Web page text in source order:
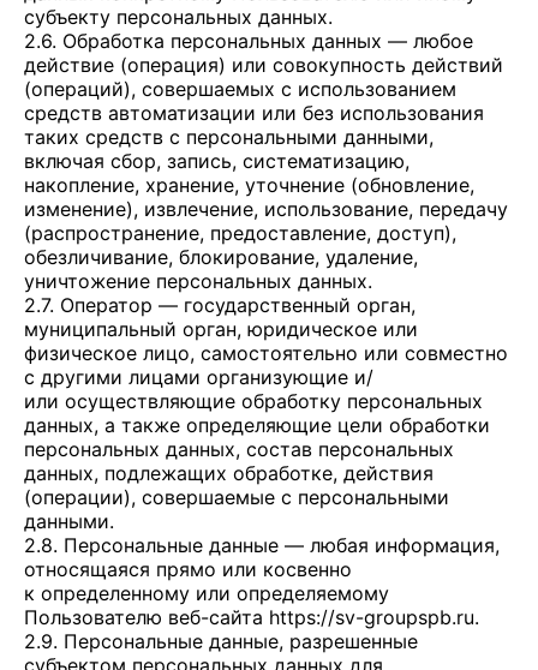
субъекту персональных данных.
2.6. Обработка персональных данных — любое
действие (операция) или совокупность действий
(операций), совершаемых с использованием
средств автоматизации или без использования
таких средств с персональными данными,
включая сбор, запись, систематизацию,
накопление, хранение, уточнение (обновление,
изменение), извлечение, использование, передачу
(распространение, предоставление, доступ),
обезличивание, блокирование, удаление,
уничтожение персональных данных.
2.7. Оператор — государственный орган,
муниципальный орган, юридическое или
физическое лицо, самостоятельно или совместно
с другими лицами организующие и/
или осуществляющие обработку персональных
данных, а также определяющие цели обработки
персональных данных, состав персональных
данных, подлежащих обработке, действия
(операции), совершаемые с персональными
данными.
2.8. Персональные данные — любая информация,
относящаяся прямо или косвенно
к определенному или определяемому
Пользователю веб-сайта https://sv-groupspb.ru.
2.9. Персональные данные, разрешенные
субъектом персональных данных для